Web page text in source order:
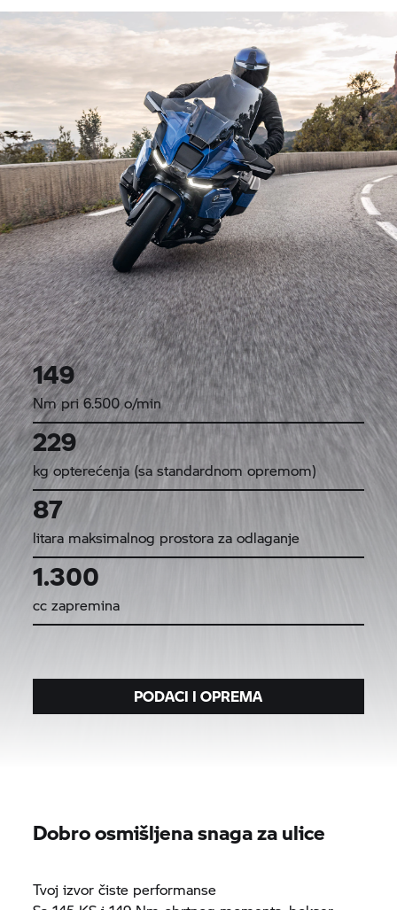
149
Nm pri 6.500 o/min
229
kg opterećenja (sa standardnom opremom)
87
litara maksimalnog prostora za odlaganje
1.300
cc zapremina
PODACI I OPREMA
Dobro osmišljena snaga za ulice
Tvoj izvor čiste performanse